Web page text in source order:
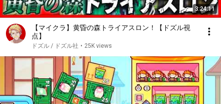
3:24:11
【マイクラ】黄昏の森トライアスロン！【ドズル視
点】
ドズル / ドズル社 • 25K views